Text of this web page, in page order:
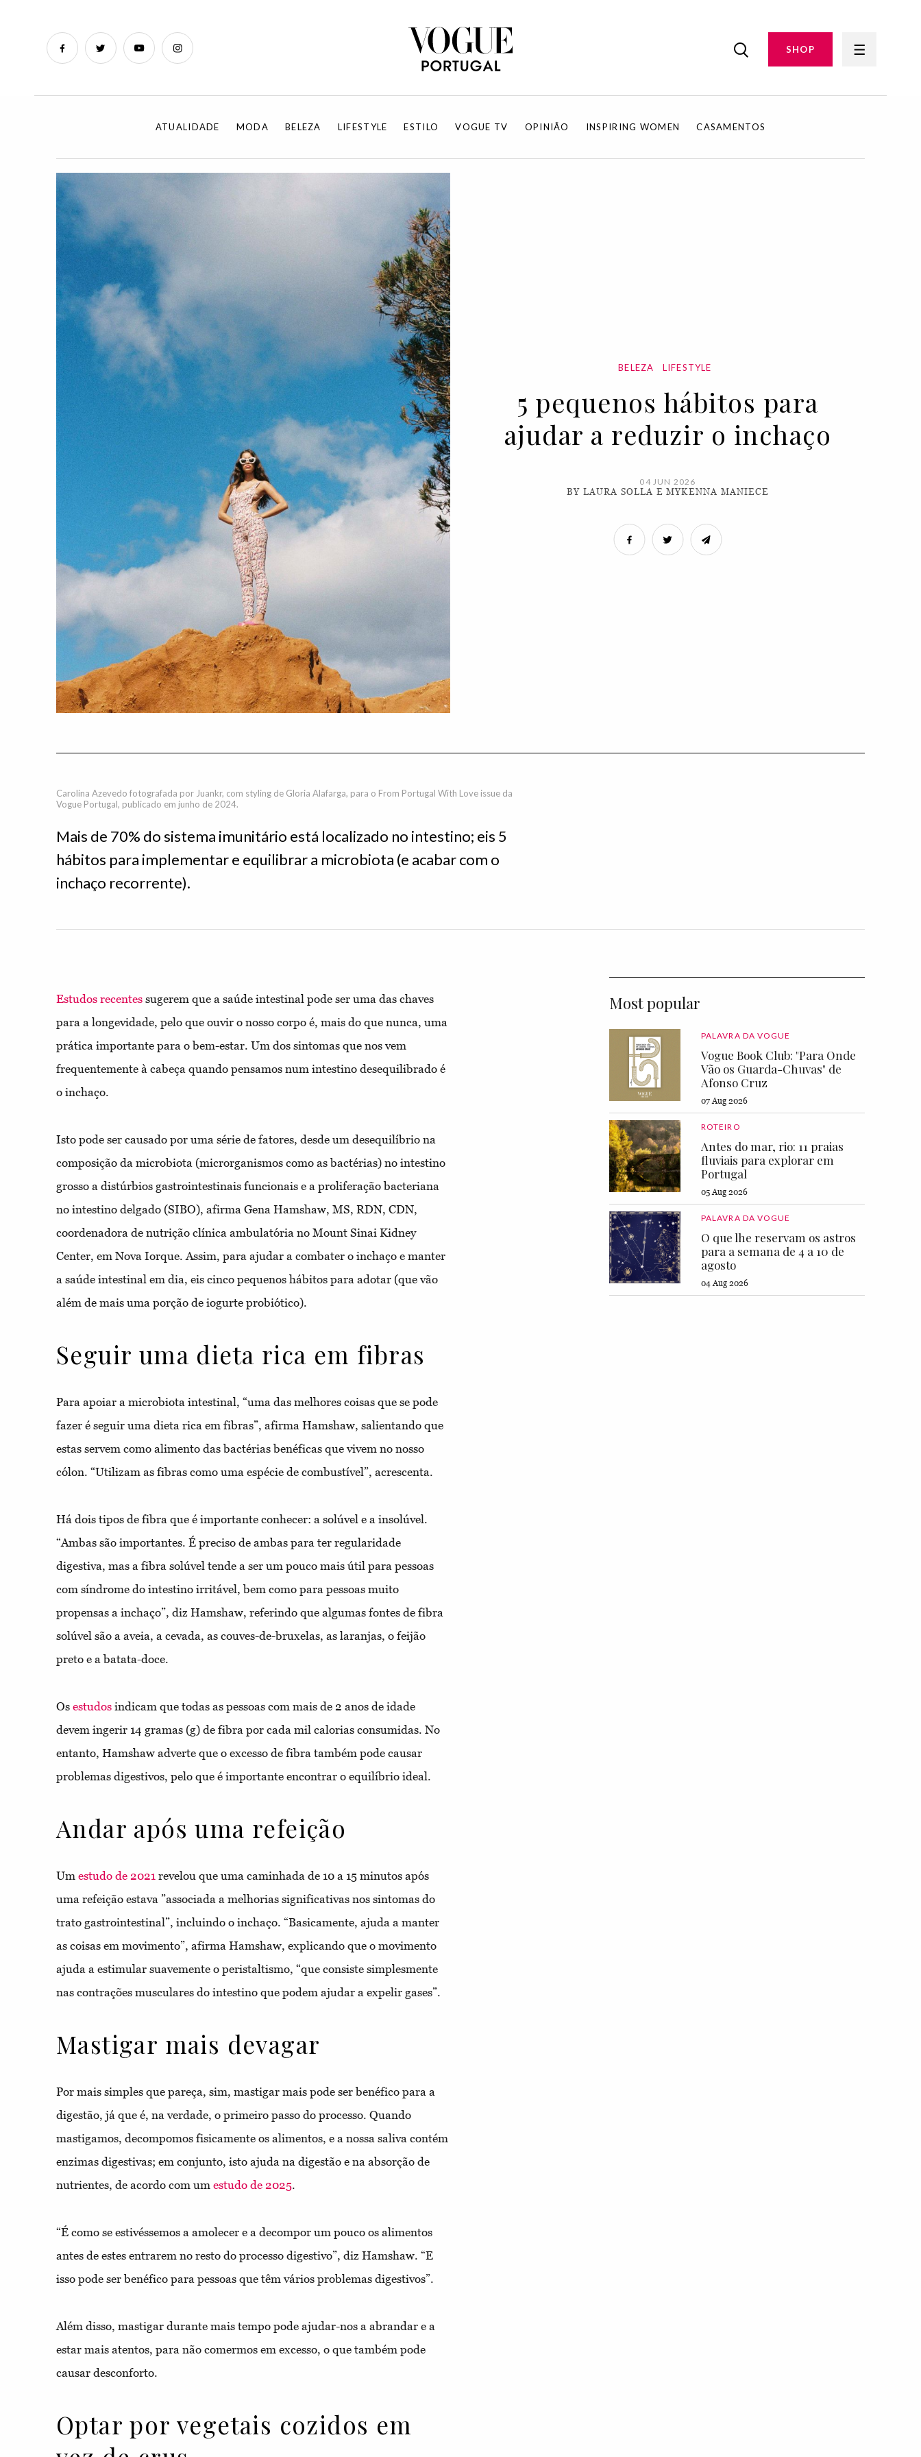
SHOP
ATUALIDADE MODA BELEZA LIFESTYLE ESTILO VOGUE TV OPINIÃO INSPIRING WOMEN CASAMENTOS
BELEZA LIFESTYLE
5 pequenos hábitos para
ajudar a reduzir o inchaço
04 JUN 2026
BY LAURA SOLLA E MYKENNA MANIECE
Carolina Azevedo fotografada por Juankr, com styling de Gloria Alafarga, para o From Portugal With Love issue da
Vogue Portugal, publicado em junho de 2024.
Mais de 70% do sistema imunitário está localizado no intestino; eis 5
hábitos para implementar e equilibrar a microbiota (e acabar com o
inchaço recorrente).
Estudos recentes sugerem que a saúde intestinal pode ser uma das chaves
para a longevidade, pelo que ouvir o nosso corpo é, mais do que nunca, uma
prática importante para o bem-estar. Um dos sintomas que nos vem
frequentemente à cabeça quando pensamos num intestino desequilibrado é
o inchaço.
Isto pode ser causado por uma série de fatores, desde um desequilíbrio na
composição da microbiota (microrganismos como as bactérias) no intestino
grosso a distúrbios gastrointestinais funcionais e a proliferação bacteriana
no intestino delgado (SIBO), afirma Gena Hamshaw, MS, RDN, CDN,
coordenadora de nutrição clínica ambulatória no Mount Sinai Kidney
Center, em Nova Iorque. Assim, para ajudar a combater o inchaço e manter
a saúde intestinal em dia, eis cinco pequenos hábitos para adotar (que vão
além de mais uma porção de iogurte probiótico).
Seguir uma dieta rica em fibras
Para apoiar a microbiota intestinal, “uma das melhores coisas que se pode
fazer é seguir uma dieta rica em fibras”, afirma Hamshaw, salientando que
estas servem como alimento das bactérias benéficas que vivem no nosso
cólon. “Utilizam as fibras como uma espécie de combustível”, acrescenta.
Há dois tipos de fibra que é importante conhecer: a solúvel e a insolúvel.
“Ambas são importantes. É preciso de ambas para ter regularidade
digestiva, mas a fibra solúvel tende a ser um pouco mais útil para pessoas
com síndrome do intestino irritável, bem como para pessoas muito
propensas a inchaço”, diz Hamshaw, referindo que algumas fontes de fibra
solúvel são a aveia, a cevada, as couves-de-bruxelas, as laranjas, o feijão
preto e a batata-doce.
Os estudos indicam que todas as pessoas com mais de 2 anos de idade
devem ingerir 14 gramas (g) de fibra por cada mil calorias consumidas. No
entanto, Hamshaw adverte que o excesso de fibra também pode causar
problemas digestivos, pelo que é importante encontrar o equilíbrio ideal.
Andar após uma refeição
Um estudo de 2021 revelou que uma caminhada de 10 a 15 minutos após
uma refeição estava ”associada a melhorias significativas nos sintomas do
trato gastrointestinal”, incluindo o inchaço. “Basicamente, ajuda a manter
as coisas em movimento”, afirma Hamshaw, explicando que o movimento
ajuda a estimular suavemente o peristaltismo, “que consiste simplesmente
nas contrações musculares do intestino que podem ajudar a expelir gases”.
Mastigar mais devagar
Por mais simples que pareça, sim, mastigar mais pode ser benéfico para a
digestão, já que é, na verdade, o primeiro passo do processo. Quando
mastigamos, decompomos fisicamente os alimentos, e a nossa saliva contém
enzimas digestivas; em conjunto, isto ajuda na digestão e na absorção de
nutrientes, de acordo com um estudo de 2025.
“É como se estivéssemos a amolecer e a decompor um pouco os alimentos
antes de estes entrarem no resto do processo digestivo”, diz Hamshaw. “E
isso pode ser benéfico para pessoas que têm vários problemas digestivos”.
Além disso, mastigar durante mais tempo pode ajudar-nos a abrandar e a
estar mais atentos, para não comermos em excesso, o que também pode
causar desconforto.
Optar por vegetais cozidos em
Most popular
PALAVRA DA VOGUE
Vogue Book Club: "Para Onde
Vão os Guarda-Chuvas" de
Afonso Cruz
07 Aug 2026
ROTEIRO
Antes do mar, rio: 11 praias
fluviais para explorar em
Portugal
05 Aug 2026
PALAVRA DA VOGUE
O que lhe reservam os astros
para a semana de 4 a 10 de
agosto
04 Aug 2026